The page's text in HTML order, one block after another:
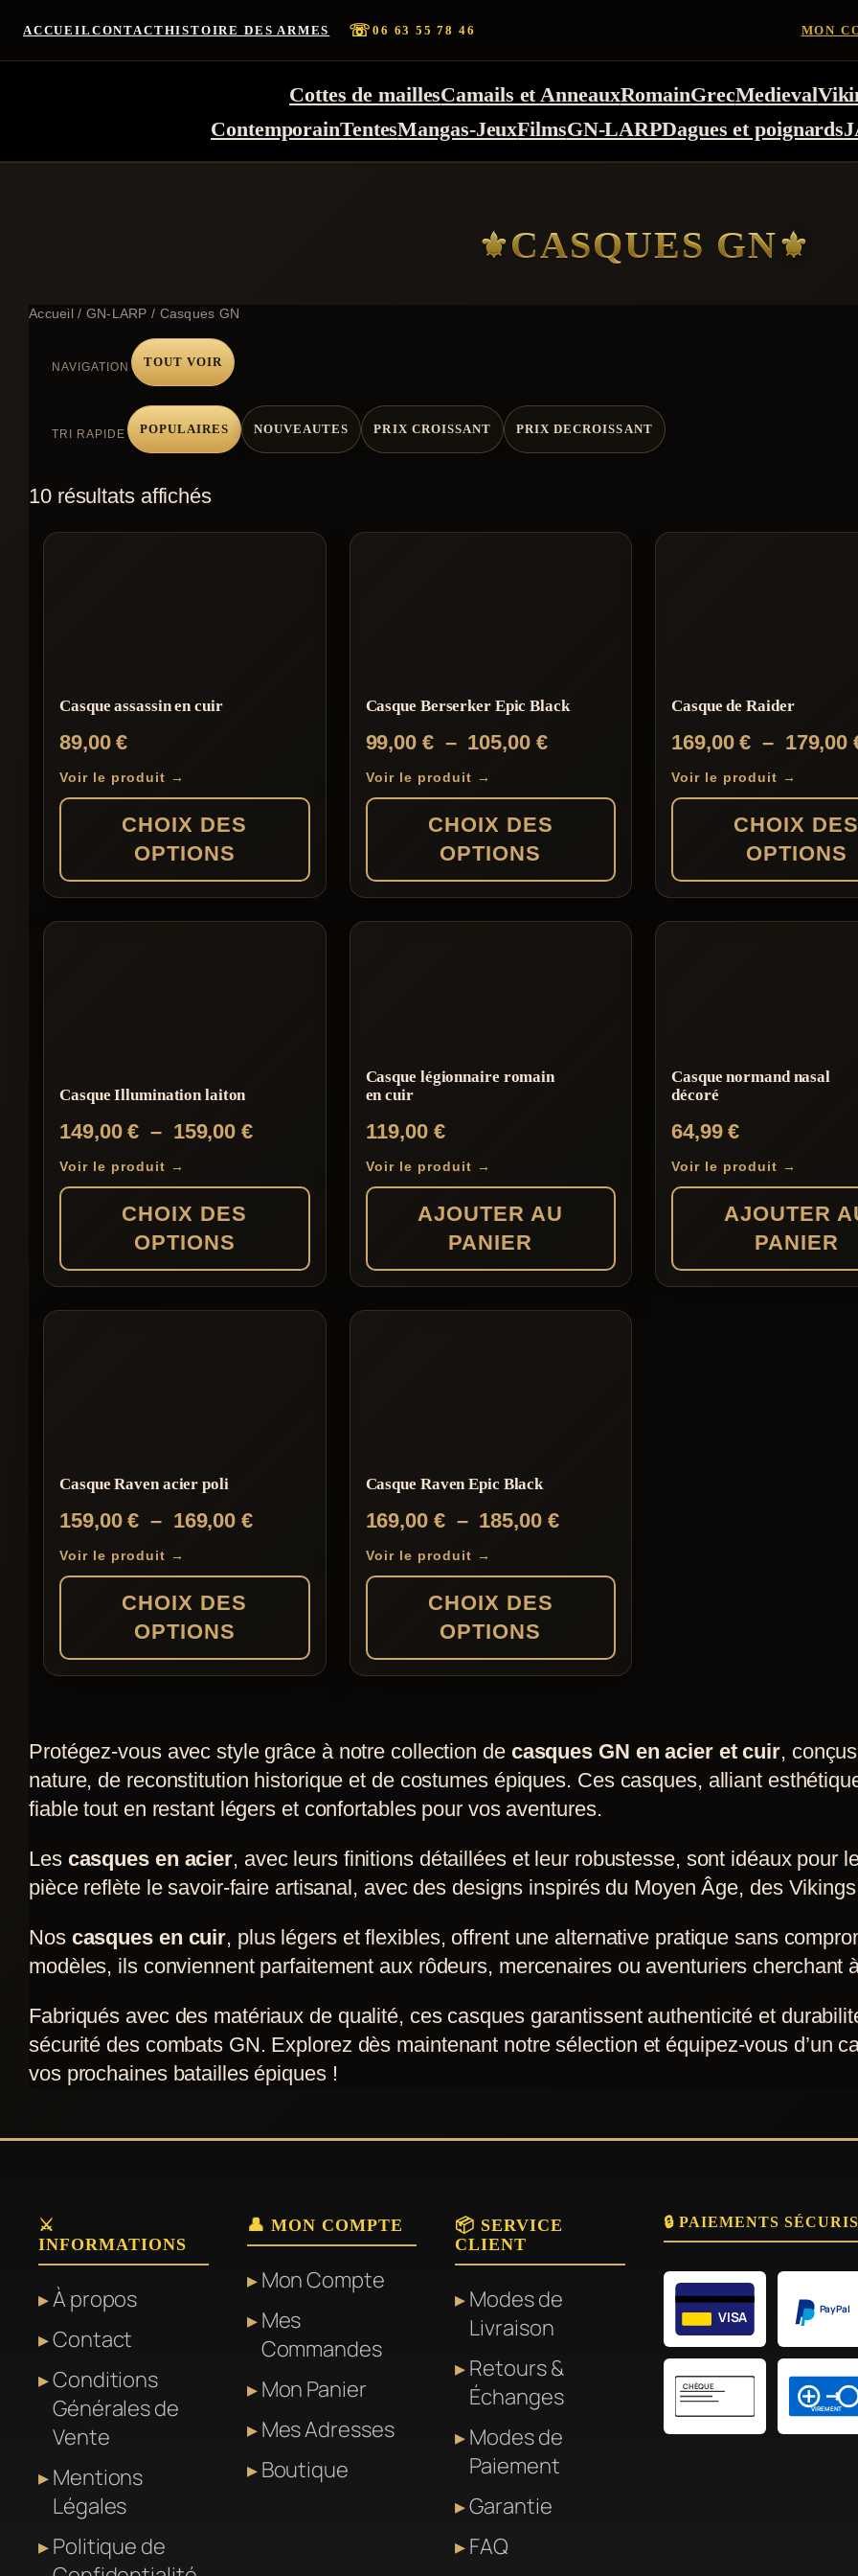
ACCUEIL CONTACTHISTOIRE DES ARMES ☏06 63 55 78 46 MON
Cottes de maillesCamails et AnneauxRomainGrecMedieval
ContemporainTentesMangas-JeuxFilmsGN-LARPDagues et poignards
CASQUES GN
Accueil/ GN-LARP / Casques GN
NAVIGATION TOUT VOIR
TRI RAPIDE POPULAIRES NOUVEAUTES PRIX CROISSANT PRIX DECROISSANT
10 résultats affichés
Casque assassin en cuir
89,00€
Voir le produit →
CHOIX DES
OPTIONS
produit
peuvent
être
choisies
sur
du
produit
Casque Berserker Epic Black
99,00 € – 105,00 €Plage
prix :
99,00 €
105,00 €
Voir le produit →
CHOIX DES
OPTIONS
produit
options
être
choisies
sur
du
produit
Casque de Raider
169,00€ – 179,00
Voir le produit →
CHOIX DES
OPTIONS
produit
options
être
choisies
sur
du
Casque Illumination laiton
149,00€ – 159,00€Plage
prix :
159,00 €
Voir le produit →
CHOIX DES
OPTIONS
produit
peuvent
être
choisies
sur
du
Casque légionnaire romain
en cuir
119,00 €
Voir le produit →
AJOUTER AU
PANIER
Casque normand nasal
décoré
64,99€
Voir le produit →
AJOUTER
PANIER
Casque Raven acier poli
159,00€ – 169,00€Plage
prix :
169,00 €
Voir le produit →
CHOIX DES
OPTIONS
a
plusieurs
variations.
options
peuvent
choisies
sur
la
page
produit
Casque Raven Epic Black
169,00 € – 185,00 €Plage
prix :
185,00 €
Voir le produit →
CHOIX DES
OPTIONS
a
plusieurs
variations.
options
peuvent
choisies
sur
page
Protégez-vous avec style grâce à notre collection de casques GN en acier et cuir,
nature, de reconstitution historique et de costumes épiques. Ces casques, alliant
fiable tout en restant légers et confortables pour vos aventures.
Les casques en acier, avec leurs finitions détaillées et leur robustesse, sont idéaux pour
pièce reflète le savoir-faire artisanal, avec des designs inspirés du Moyen Âge, des
Nos casques en cuir, plus légers et flexibles, offrent une alternative pratique sans
modèles, ils conviennent parfaitement aux rôdeurs, mercenaires ou aventuriers cherchant
Fabriqués avec des matériaux de qualité, ces casques garantissent authenticité et
sécurité des combats GN. Explorez dès maintenant notre sélection et équipez-vous d’un
vos prochaines batailles épiques !
⚔️
INFORMATIONS
À propos
Contact
Conditions
Générales de
Vente
Mentions
Légales
Politique de
👤 MON COMPTE
Mon Compte
Mes
Commandes
Mon Panier
Mes Adresses
Boutique
📦 SERVICE
CLIENT
Modes de
Livraison
Retours &
Échanges
Modes de
Paiement
Garantie
FAQ
🔒 PAIEMENTS
VISA PayPal
CHÈQUE
VIREMENT